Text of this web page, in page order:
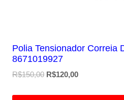
Polia Tensionador Correia
8671019927
R$150,00 O
R$120,00O